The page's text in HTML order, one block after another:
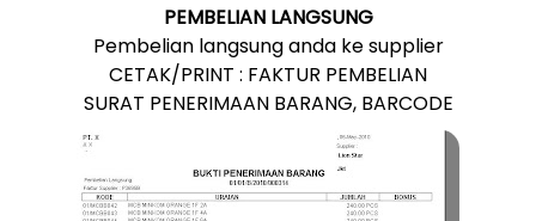
PEMBELIAN LANGSUNG
Pembelian langsung anda ke supplier
CETAK/PRINT : FAKTUR PEMBELIAN
SURAT PENERIMAAN BARANG, BARCODE